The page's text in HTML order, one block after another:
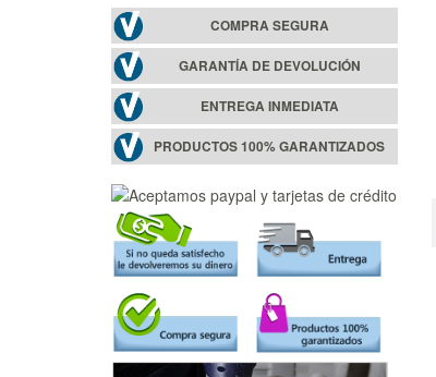
COMPRA SEGURA
GARANTÍA DE DEVOLUCIÓN
ENTREGA INMEDIATA
PRODUCTOS 100% GARANTIZADOS